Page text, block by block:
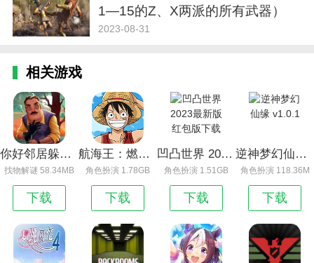
1—15的Z、X两派的所有武器）
2023-08-31
相关游戏
你好邻居躲猫猫无敌版
找物解谜 58.34MB
下载
航海王：燃烧意志
角色扮演 1.78GB
下载
凹凸世界 2023最新版 红包版下载
角色扮演 1.51GB
下载
逆神梦幻仙缘 v1.0.1
角色扮演 118.36M
下载